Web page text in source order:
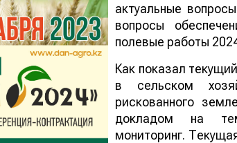
актуальные
вопросы
полевые работы
Как показал
в сельском
рискованного
докладом на
мониторинг.